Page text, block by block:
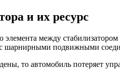
и их ресурс
между
с шарнирными подвижными
то автомобиль потеряет